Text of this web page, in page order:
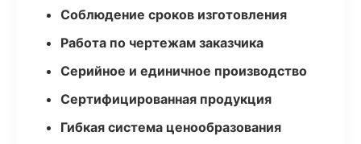
Соблюдение сроков изготовления
Работа по чертежам заказчика
Серийное и единичное производство
Сертифицированная продукция
Гибкая система ценообразования